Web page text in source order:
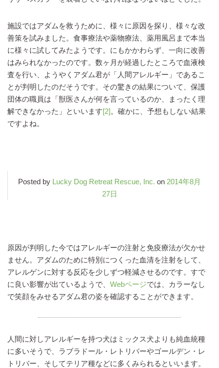
施設ではアダムを救うために、様々に原因を探り、様々な改
善策を試みました。食事療法や薬物療法、薬用風呂まで本当
に様々に試してみたようです。にもかかわらず、一向に改善
はみられなかったのです。数ヶ月が経過したところで血液検
査を行い、ようやくアダム君が「人間アレルギー」であるこ
とが判明したのだそうです。その驚きの結果について、保護
団体の職員は「獣医さんが何を言っているのか、まったく理
解できなかった」といいます[2]。確かに、予想もしない結果
ですよね。
Posted by Lucky Dog Retreat Rescue, Inc. on 2014年8月
27日
原因が判明した今ではアレルギーの注射と免疫療法が欠かせ
ません。アダムのために特別につくった血清を注射をして、
アレルゲンに対する反応を少しずつ軽減させるのです。すで
に良い影響が出ているようで、 Webページでは、カラーなし
で笑顔をみせるアダム君の姿を確認することができます。
人間に対しアレルギーを持つ犬はミックス犬よりも純血統種
に多いそうで、ラブラドール・レトリバーやゴールデン・レ
トリバー、そしてテリア種などに多くみられるといいます。